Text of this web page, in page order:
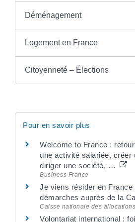
Déménagement
Logement en France
Citoyenneté – Élections
Pour en savoir plus
Welcome to France :
une activité salariée, créer
diriger une société, …
Business France
Je viens résider en France
démarches auprès de la
Caisse nationale des
Volontariat international :